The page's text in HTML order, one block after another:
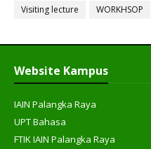
Visiting lecture
WORKHSOP
Website Kampus
IAIN Palangka Raya
UPT Bahasa
FTIK IAIN Palangka Raya